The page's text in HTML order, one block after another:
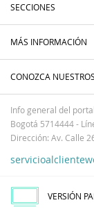
SECCIONES
MÁS INFORMACIÓN
CONOZCA
Info general del
Bogotá 5714444 -
Dirección: Av. Calle
VERSIÓN